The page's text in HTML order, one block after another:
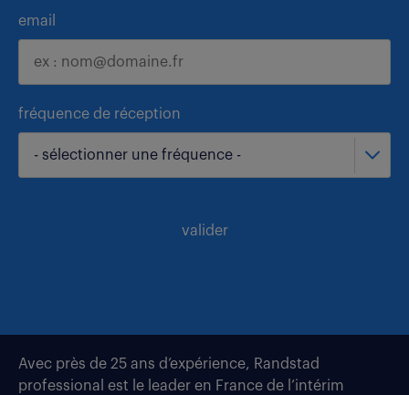
email
fréquence de réception
- sélectionner une fréquence -
valider
Avec près de 25 ans d’expérience, Randstad
professional est le leader en France de l’intérim